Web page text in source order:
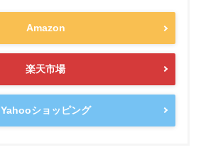
Amazon
楽天市場
Yahooショッピング